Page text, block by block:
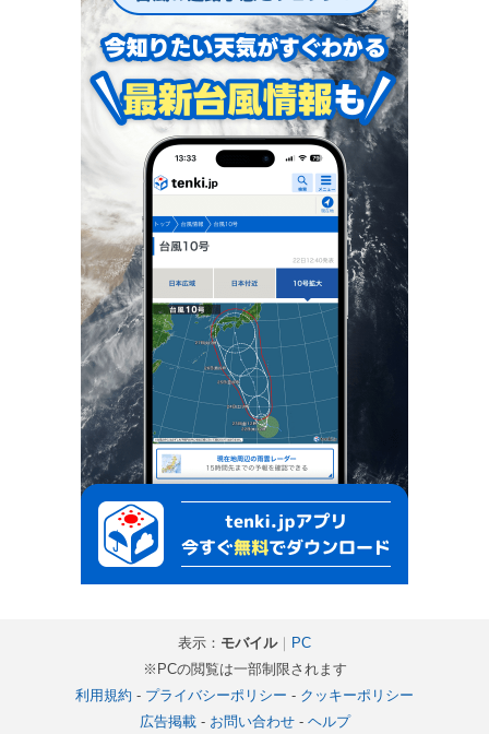
表示： モバイル｜ PC
※PCの閲覧は一部制限されます
利用規約 - プライバシーポリシー - クッキーポリシー
広告掲載- お問い合わせ- ヘルプ